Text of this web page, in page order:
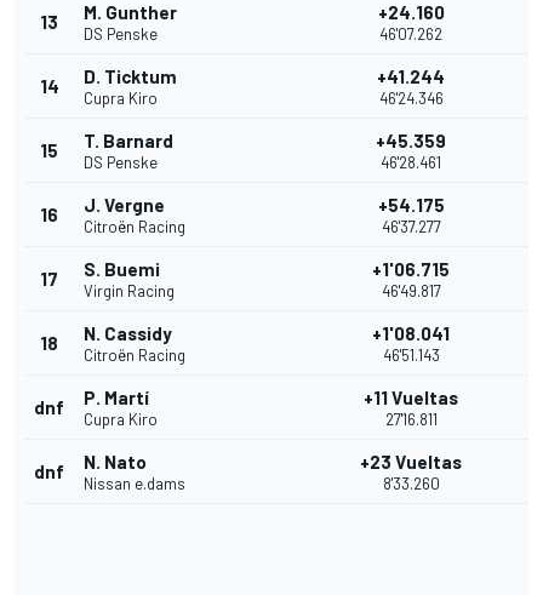
13 M. Gunther
DS Penske
+24.160
46'07.262
14 D. Ticktum
Cupra Kiro
+41.244
46'24.346
15 T. Barnard
DS Penske
+45.359
46'28.461
16 J. Vergne
Citroën Racing
+54.175
46'37.277
17 S. Buemi
Virgin Racing
+1'06.715
46'49.817
18 N. Cassidy
Citroën Racing
+1'08.041
46'51.143
dnf P. Martí
Cupra Kiro
+11 Vueltas
27'16.811
dnf N. Nato
Nissan e.dams
+23 Vueltas
8'33.260